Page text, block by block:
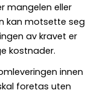
mangelen eller
kan motsette seg
av kravet er
kostnader.
innen
foretas uten